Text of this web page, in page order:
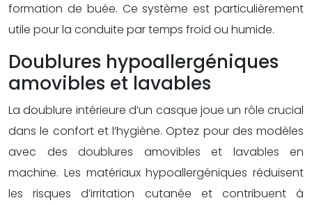
formation de buée. Ce système est particulièrement
utile pour la conduite par temps froid ou humide.
Doublures hypoallergéniques
amovibles et lavables
La doublure intérieure d’un casque joue un rôle crucial
dans le confort et l’hygiène. Optez pour des modèles
avec des doublures amovibles et lavables en
machine. Les matériaux hypoallergéniques réduisent
les risques d’irritation cutanée et contribuent à